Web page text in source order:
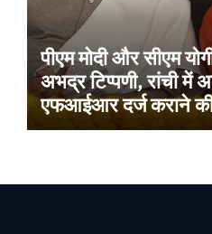
पीएम मोदी और सीएम
अभद्र टिप्पणी, रांची में
एफआईआर दर्ज कराने